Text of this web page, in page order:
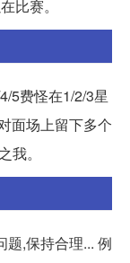
比赛。
5费怪在1/2/3星
面场上留下多个
。
题,保持合理... 例